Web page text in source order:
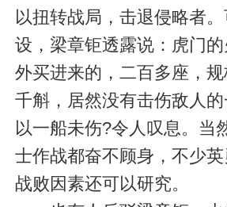
以扭转战局，击退侵略者
设，梁章钜透露说：虎门
外买进来的，二百多座，
千斛，居然没有击伤敌人
以一船未伤?令人叹息。当
士作战都奋不顾身，不少
战败因素还可以研究。